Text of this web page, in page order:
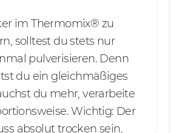
im Thermomix® zu
zerkleinern, solltest du stets nur
pulverisieren. Denn
du ein gleichmäßiges
du mehr, verarbeite
Wichtig: Der
absolut trocken sein,